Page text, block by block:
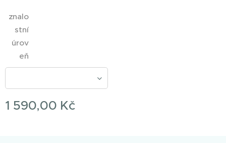
znalo
stní
úrov
eň
1 590,00 Kč